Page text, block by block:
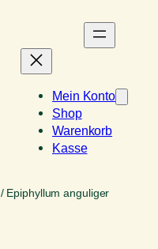
Mein Konto
Shop
Warenkorb
Kasse
/ Epiphyllum anguliger